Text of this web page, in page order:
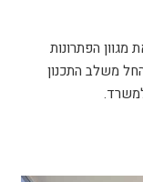
מגוון הפתרונות
משלב התכנון